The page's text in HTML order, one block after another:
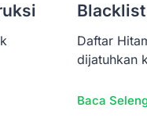
Daftar
dijatuhkan
Baca